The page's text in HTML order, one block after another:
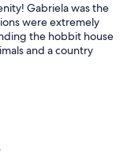
Gabriela was the
were extremely
the hobbit house
and a country